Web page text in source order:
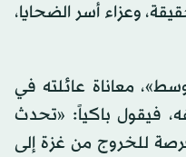
وعزاء أسر الضحايا،
معاناة عائلته في
فيقول باكياً: «تحدث
للخروج من غزة إلى